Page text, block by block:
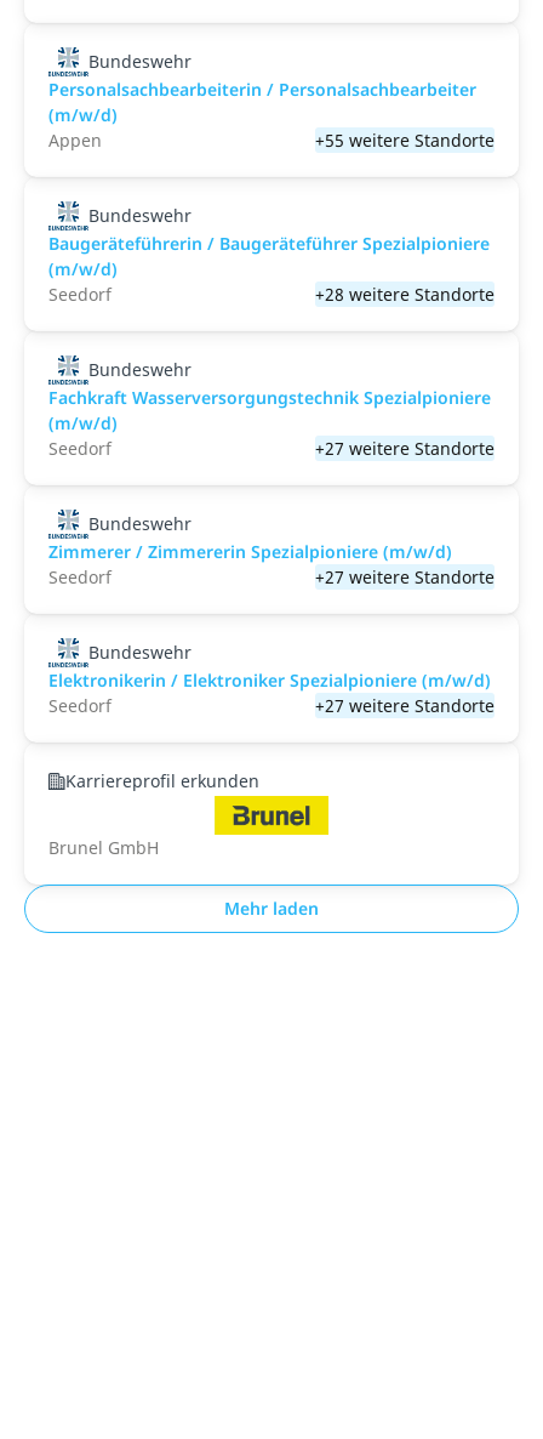
Bundeswehr
Personalsachbearbeiterin / Personalsachbearbeiter
(m/w/d)
Appen
+55 weitere Standorte
Bundeswehr
Baugeräteführerin / Baugeräteführer Spezialpioniere
(m/w/d)
Seedorf
+28 weitere Standorte
Bundeswehr
Fachkraft Wasserversorgungstechnik Spezialpioniere
(m/w/d)
Seedorf
+27 weitere Standorte
Bundeswehr
Zimmerer / Zimmererin Spezialpioniere (m/w/d)
Seedorf
+27 weitere Standorte
Bundeswehr
Elektronikerin / Elektroniker Spezialpioniere (m/w/d)
Seedorf
+27 weitere Standorte
Karriereprofil erkunden
Brunel GmbH
Mehr laden